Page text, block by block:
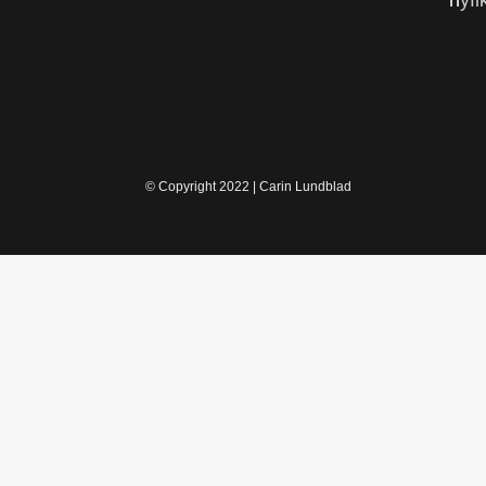
© Copyright 2022 | Carin Lundblad